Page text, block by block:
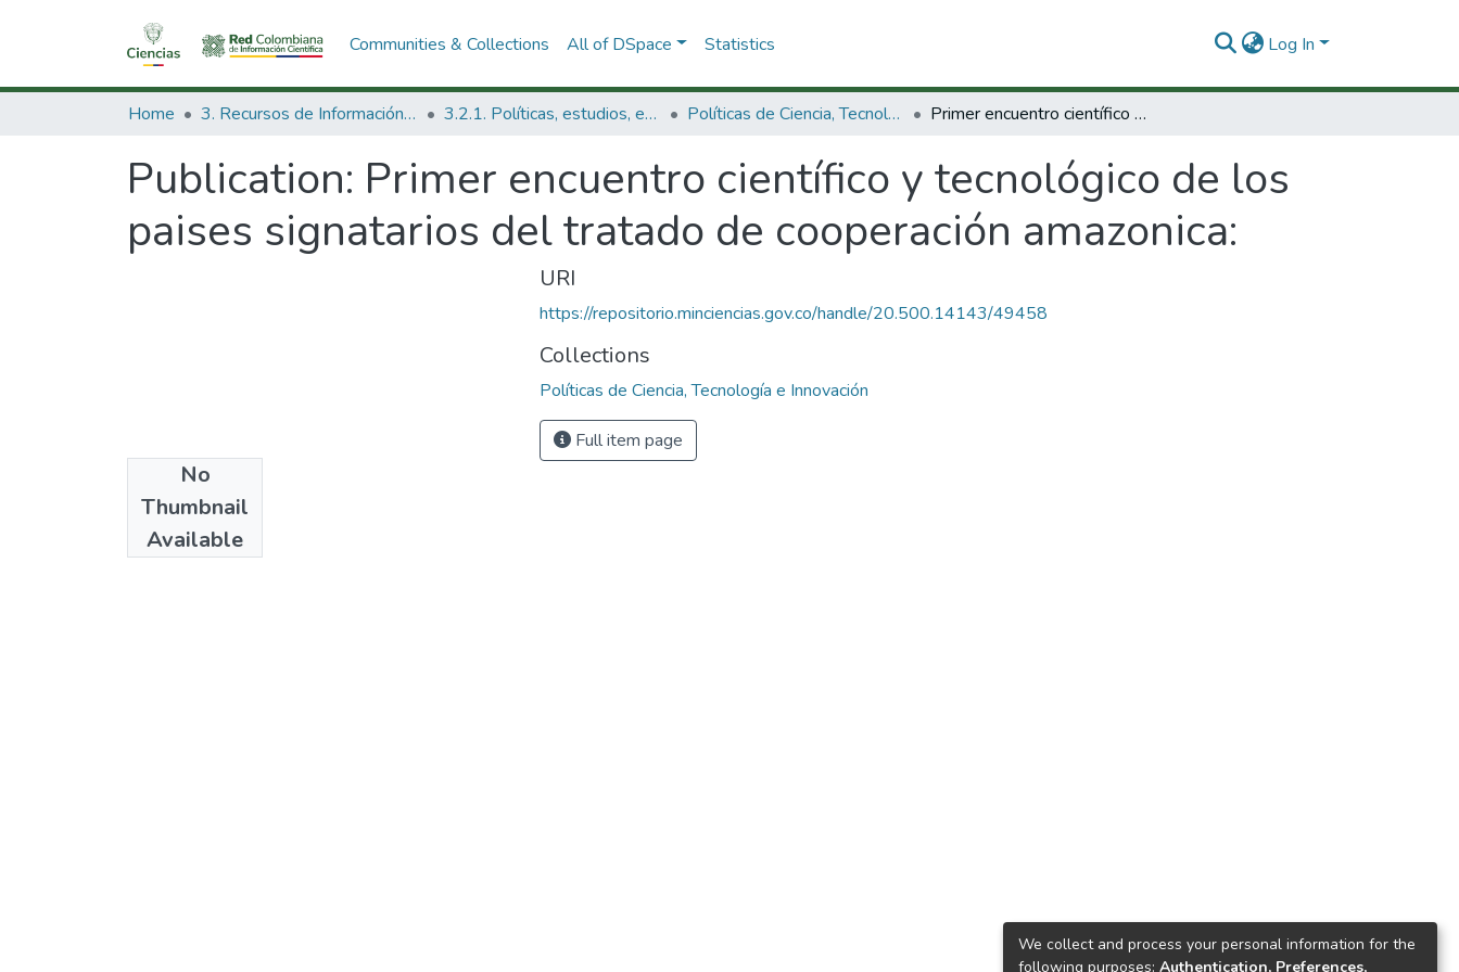
Communities & Collections All of DSpace Statistics Log In
Home 3. Recursos de Información Científica y Tecnológica 3.2.1. Políticas, estudios, evaluaciones e indicadores de CTeI Políticas de Ciencia, Tecnología e Innovación Primer encuentro científico y tecnológico de los paises signatarios del tratado de cooperación amazonica:
Publication: Primer encuentro científico y tecnológico de los
paises signatarios del tratado de cooperación amazonica:
No
Thumbnail
Available
1984
URI
https://repositorio.minciencias.gov.co/handle/20.500.14143/49458
Collections
Políticas de Ciencia, Tecnología e Innovación
Full item page
We collect and process your personal information for the
following purposes: Authentication, Preferences,